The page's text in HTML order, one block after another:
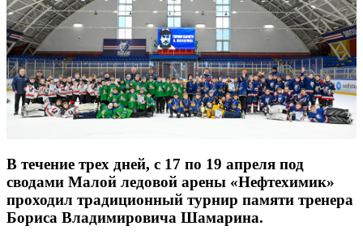
В течение трех дней, с 17 по 19 апреля под
сводами Малой ледовой арены «Нефтехимик»
проходил традиционный турнир памяти тренера
Бориса Владимировича Шамарина.